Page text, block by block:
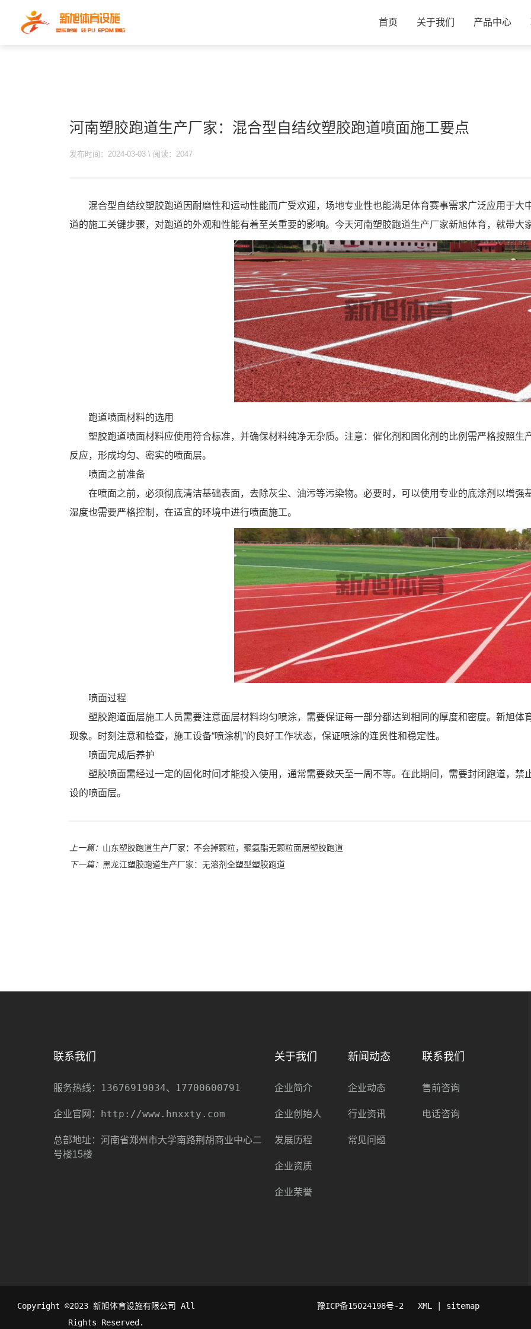
首页 关于我们 产品中心
河南塑胶跑道生产厂家：混合型自结纹塑胶跑道喷面施工要点
发布时间：2024-03-03 \ 阅读：2047
混合型自结纹塑胶跑道因耐磨性和运动性能而广受欢迎，场地专业性也能满足体育赛事需求广泛应用于
道的施工关键步骤，对跑道的外观和性能有着至关重要的影响。今天河南塑胶跑道生产厂家新旭体育，就带大
跑道喷面材料的选用
塑胶跑道喷面材料应使用符合标准，并确保材料纯净无杂质。注意：催化剂和固化剂的比例需严格按照生
反应，形成均匀、密实的喷面层。
喷面之前准备
在喷面之前，必须彻底清洁基础表面，去除灰尘、油污等污染物。必要时，可以使用专业的底涂剂以增强
湿度也需要严格控制，在适宜的环境中进行喷面施工。
喷面过程
塑胶跑道面层施工人员需要注意面层材料均匀喷涂，需要保证每一部分都达到相同的厚度和密度。新旭体
现象。时刻注意和检查，施工设备“喷涂机”的良好工作状态，保证喷涂的连贯性和稳定性。
喷面完成后养护
塑胶喷面需经过一定的固化时间才能投入使用，通常需要数天至一周不等。在此期间，需要封闭跑道，禁
设的喷面层。
上一篇： 山东塑胶跑道生产厂家：不会掉颗粒，聚氨酯无颗粒面层塑胶跑道
下一篇： 黑龙江塑胶跑道生产厂家：无溶剂全塑型塑胶跑道
联系我们
服务热线： 13676919034、17700600791
企业官网： http://www.hnxxty.com
总部地址：河南省郑州市大学南路荆胡商业中心二
号楼15楼
关于我们
企业简介
企业创始人
发展历程
企业资质
企业荣誉
新闻动态
企业动态
行业资讯
常见问题
联系我们
售前咨询
电话咨询
Copyright ©2023 新旭体育设施有限公司 All
Rights Reserved.
豫ICP备15024198号-2 XML | sitemap